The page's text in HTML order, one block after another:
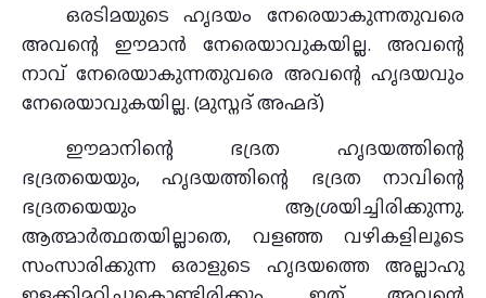
ഒരടിമയുടെ ഹൃദയം നേരെയാകുന്നതുവരെ
അവന്റെ ഈമാൻ നേരെയാവുകയില്ല. അവന്റെ
നാവ് നേരെയാകുന്നതുവരെ അവന്റെ ഹൃദയവും
നേരെയാവുകയില്ല. (മുസ്നദ് അഹ്മദ്)
ഈമാനിന്റെ ഭദ്രത ഹൃദയത്തിന്റെ
ഭദ്രതയെയും, ഹൃദയത്തിന്റെ ഭദ്രത നാവിന്റെ
ഭദ്രതയെയും ആശ്രയിച്ചിരിക്കുന്നു.
ആത്മാർത്ഥതയില്ലാതെ, വളഞ്ഞ വഴികളിലൂടെ
സംസാരിക്കുന്ന ഒരാളുടെ ഹൃദയത്തെ അല്ലാഹു